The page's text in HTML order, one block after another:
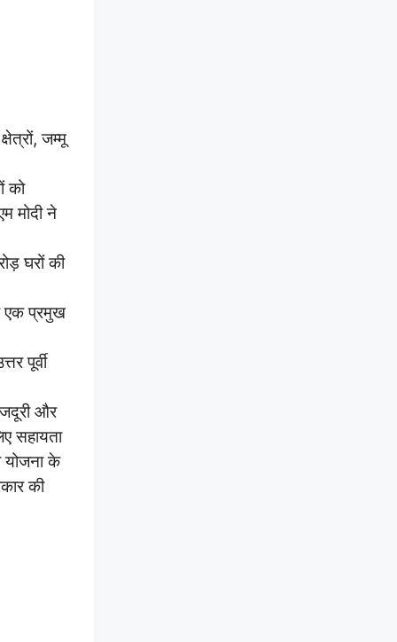
जम्मू
को
मोदी ने
घरों की
एक प्रमुख
पूर्वी
और
सहायता
योजना के
की